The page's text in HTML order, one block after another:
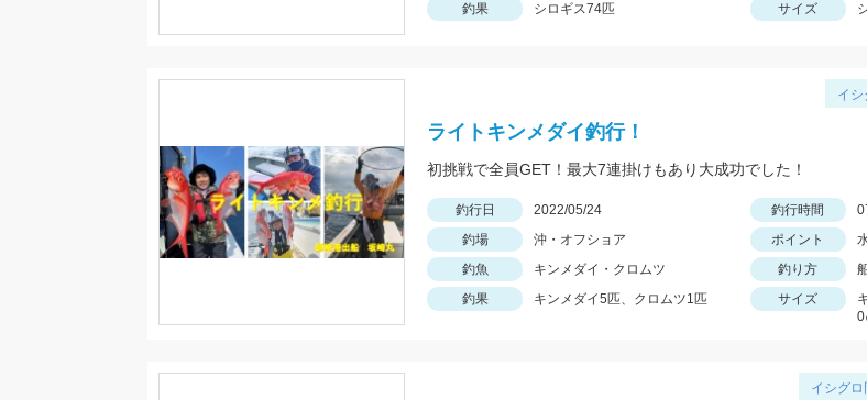
釣果
シロギス74匹 サイズ
イ
ライトキンメダイ釣行！
初挑戦で全員GET！最大7連掛けもあり大成功でした！
釣行日 2022/05/24 釣行時間
釣場
沖・オフショア ポイント
釣魚
キンメダイ・クロムツ 釣り方
釣果
キンメダイ5匹、クロムツ1匹 サイズ
0
イシグ